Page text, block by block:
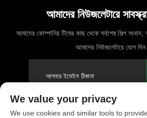
আমাদের নিউজলেটারে
আমাদের কোম্পানির টিমের কাছ থেকে সর্বশেষ শিল্প
আমাদের নিউজলেটারে যোগ
We value your privacy
We use cookies and similar tools to